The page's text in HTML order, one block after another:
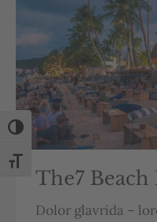
Umschalten auf hohe
Schrift vergrößern
The7 Beach
Dolor glavrida –